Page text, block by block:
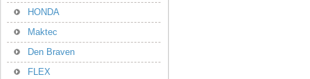
HONDA
Maktec
Den Braven
FLEX